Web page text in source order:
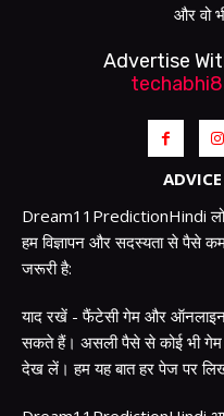
और वो
Advertise
Dream11PredictionHindi
हम विज्ञापन और सदस्यता से पैसे
जरूरी है:
याद रखें - फैंटेसी गेम और
सकते हैं। असली पैसे से कोई भी
देख लें। हम यह बात हर पेज पर